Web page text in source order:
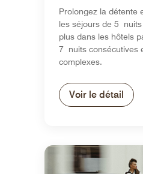
Prolongez la détente
les séjours de 5
plus dans les hôtels
7 nuits consécutives
complexes.
Voir le détail